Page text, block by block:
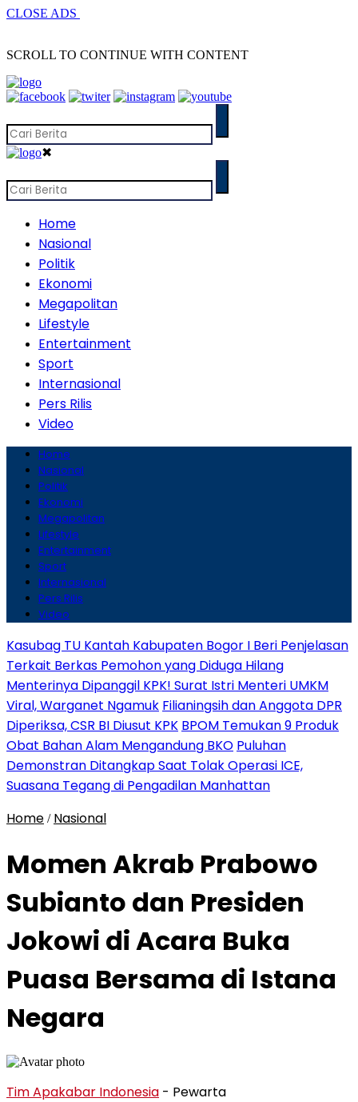
CLOSE ADS
SCROLL TO CONTINUE WITH CONTENT
✖
Home
Nasional
Politik
Ekonomi
Megapolitan
Lifestyle
Entertainment
Sport
Internasional
Pers Rilis
Video
Home
Nasional
Politik
Ekonomi
Megapolitan
Lifestyle
Entertainment
Sport
Internasional
Pers Rilis
Video
Kasubag TU Kantah Kabupaten Bogor I Beri Penjelasan
Terkait Berkas Pemohon yang Diduga Hilang
Menterinya Dipanggil KPK! Surat Istri Menteri UMKM
Viral, Warganet Ngamuk Filianingsih dan Anggota DPR
Diperiksa, CSR BI Diusut KPK BPOM Temukan 9 Produk
Obat Bahan Alam Mengandung BKO Puluhan
Demonstran Ditangkap Saat Tolak Operasi ICE,
Suasana Tegang di Pengadilan Manhattan
Home / Nasional
Momen Akrab Prabowo
Subianto dan Presiden
Jokowi di Acara Buka
Puasa Bersama di Istana
Negara
Tim Apakabar Indonesia - Pewarta